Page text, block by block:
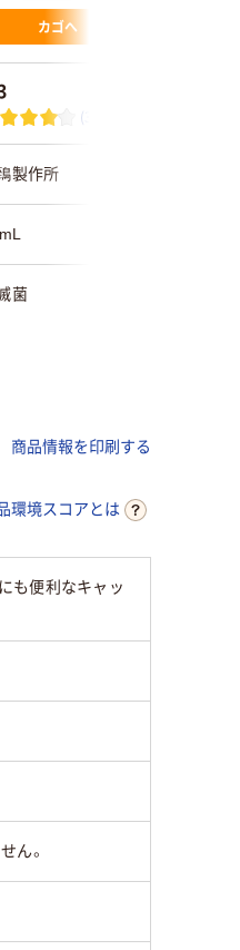
カゴへ
(3)
製作所
菌
商品情報を印刷する
環境スコアとは
も便利なキャッ
ん。